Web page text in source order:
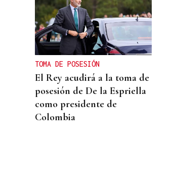
TOMA DE POSESIÓN
El Rey acudirá a la toma de
posesión de De la Espriella
como presidente de
Colombia